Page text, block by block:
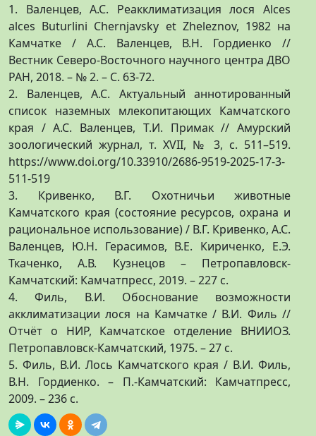
1. Валенцев, А.С. Реакклиматизация лося Alces
alces Buturlini Chernjavsky et Zheleznov, 1982 на
Камчатке / А.С. Валенцев, В.Н. Гордиенко //
Вестник Северо-Восточного научного центра ДВО
РАН, 2018. – № 2. – С. 63-72.
2. Валенцев, А.С. Актуальный аннотированный
список наземных млекопитающих Камчатского
края / А.С. Валенцев, Т.И. Примак // Амурский
зоологический журнал, т. XVII, № 3, с. 511–519.
https://www.doi.org/10.33910/2686-9519-2025-17-3-
511-519
3. Кривенко, В.Г. Охотничьи животные
Камчатского края (состояние ресурсов, охрана и
рациональное использование) / В.Г. Кривенко, А.С.
Валенцев, Ю.Н. Герасимов, В.Е. Кириченко, Е.Э.
Ткаченко, А.В. Кузнецов – Петропавловск-
Камчатский: Камчатпресс, 2019. – 227 с.
4. Филь, В.И. Обоснование возможности
акклиматизации лося на Камчатке / В.И. Филь //
Отчёт о НИР, Камчатское отделение ВНИИОЗ.
Петропавловск-Камчатский, 1975. – 27 с.
5. Филь, В.И. Лось Камчатского края / В.И. Филь,
В.Н. Гордиенко. – П.-Камчатский: Камчатпресс,
2009. – 236 с.